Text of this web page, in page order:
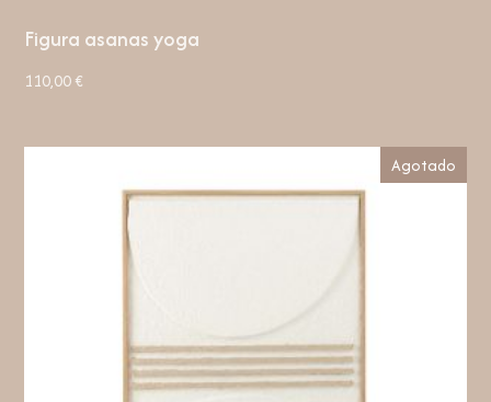
Figura asanas yoga
110,00€
Agotado